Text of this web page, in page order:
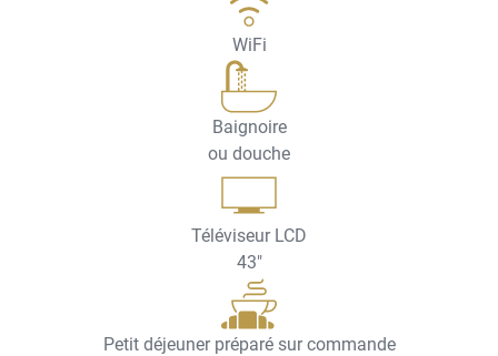
WiFi
Baignoire
ou douche
Téléviseur LCD
43"
Petit déjeuner préparé sur commande